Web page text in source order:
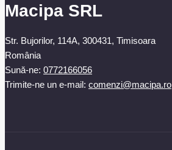
Macipa SRL
Str. Bujorilor, 114A, 300431, Timisoara
România
Sună-ne: 0772166056
Trimite-ne un e-mail: comenzi@macipa.ro